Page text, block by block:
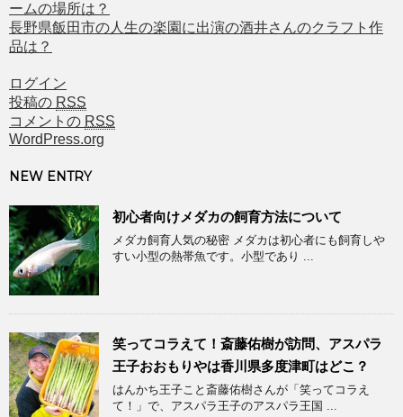
ームの場所は？
長野県飯田市の人生の楽園に出演の酒井さんのクラフト作
品は？
ログイン
投稿の RSS
コメントの RSS
WordPress.org
NEW ENTRY
初心者向けメダカの飼育方法について
メダカ飼育人気の秘密 メダカは初心者にも飼育しや
すい小型の熱帯魚です。小型であり ...
笑ってコラえて！斎藤佑樹が訪問、アスパラ
王子おおもりやは香川県多度津町はどこ？
はんかち王子こと斎藤佑樹さんが「笑ってコラえ
て！」で、アスパラ王子のアスパラ王国 ...